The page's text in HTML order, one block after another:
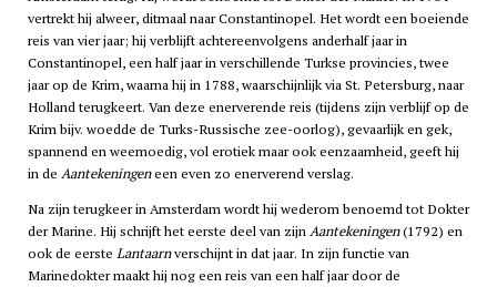
vertrekt hij alweer, ditmaal naar Constantinopel. Het wordt een boeiende
reis van vier jaar; hij verblijft achtereenvolgens anderhalf jaar in
Constantinopel, een half jaar in verschillende Turkse provincies, twee
jaar op de Krim, waarna hij in 1788, waarschijnlijk via St. Petersburg, naar
Holland terugkeert. Van deze enerverende reis (tijdens zijn verblijf op de
Krim bijv. woedde de Turks-Russische zee-oorlog), gevaarlijk en gek,
spannend en weemoedig, vol erotiek maar ook eenzaamheid, geeft hij
in de Aantekeningeneen even zo enerverend verslag.
Na zijn terugkeer in Amsterdam wordt hij wederom benoemd tot Dokter
der Marine. Hij schrijft het eerste deel van zijnAantekeningen(1792) en
ook de eerste Lantaarnverschijnt in dat jaar. In zijn functie van
Marinedokter maakt hij nog een reis van een half jaar door de